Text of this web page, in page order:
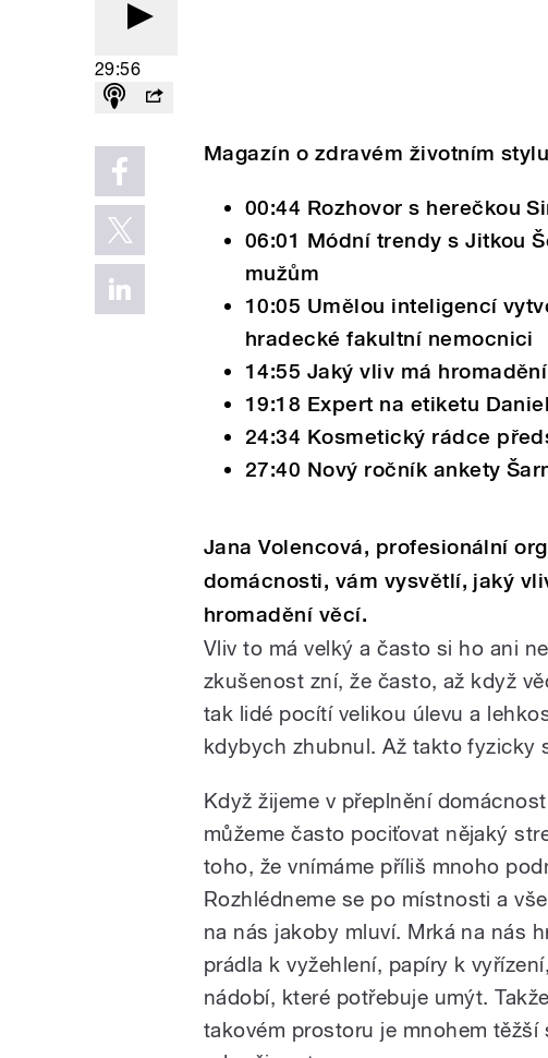
29:56
Magazín o zdravém životním
00:44 Rozhovor s herečkou
06:01 Módní trendy s Jitkou
mužům
10:05 Umělou inteligencí
hradecké fakultní nemocnici
14:55 Jaký vliv má
19:18 Expert na etiketu
24:34 Kosmetický rádce
27:40 Nový ročník ankety
Jana Volencová, profesionální
domácnosti, vám vysvětlí, jaký
hromadění věcí.
Vliv to má velký a často si ho ani
zkušenost zní, že často, až když
tak lidé pocítí velikou úlevu a
kdybych zhubnul. Až takto fyzicky
Když žijeme v přeplnění
můžeme často pociťovat nějaký
toho, že vnímáme příliš mnoho
Rozhlédneme se po místnosti a
na nás jakoby mluví. Mrká na nás
prádla k vyžehlení, papíry k vyřízení,
nádobí, které potřebuje umýt.
takovém prostoru je mnohem těžší